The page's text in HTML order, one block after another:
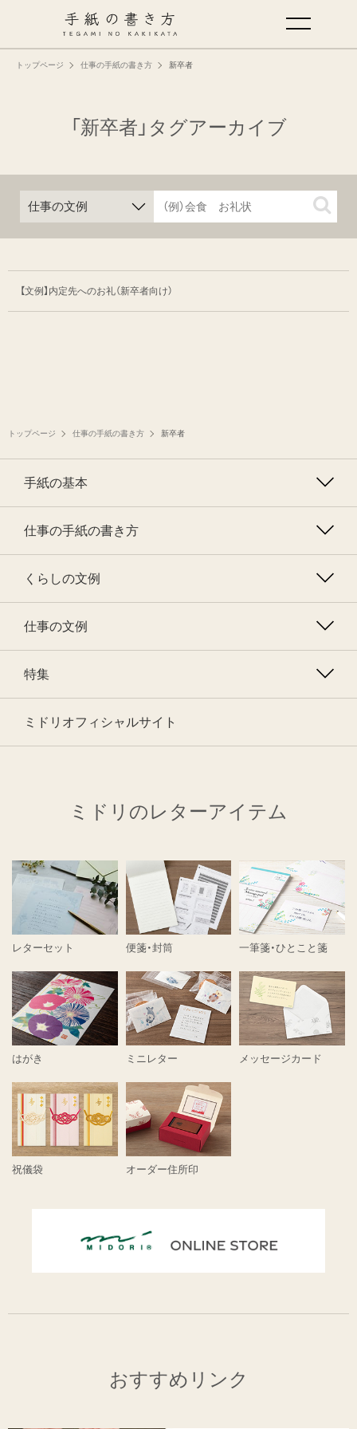
トップページ 仕事の手紙の書き方 新卒者
「新卒者」タグアーカイブ
【文例】内定先へのお礼（新卒者向け）
トップページ 仕事の手紙の書き方 新卒者
手紙の基本
仕事の手紙の書き方
くらしの文例
仕事の文例
特集
ミドリオフィシャルサイト
ミドリのレターアイテム
レターセット 便箋・封筒 一筆箋・ひとこと箋
はがき ミニレター メッセージカード
祝儀袋 オーダー住所印
おすすめリンク
手紙の基本
仕事の手紙の書き方
特集
ミドリオフィシャルサイト